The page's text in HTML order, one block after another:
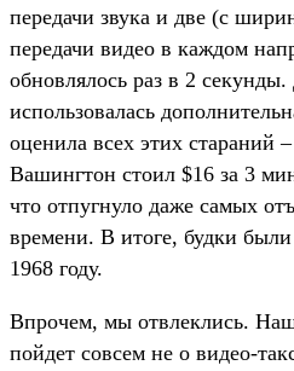
передачи звука и две (с
передачи видео в каждом
обновлялось раз в 2
использовалась
оценила всех этих стараний
Вашингтон стоил $16 за 3
что отпугнуло даже самых
времени. В итоге, будки
1968 году.
Впрочем, мы отвлеклись.
пойдет совсем не о видео-